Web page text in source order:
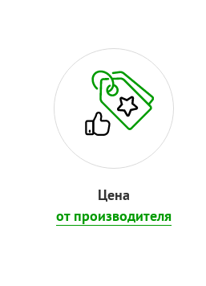
Цена
от производителя